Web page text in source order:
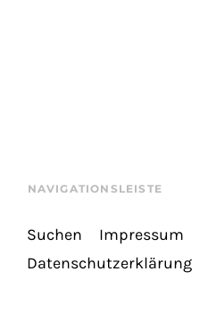
NAVIGATIONSLEISTE
Suchen
Impressum
Datenschutzerklärung